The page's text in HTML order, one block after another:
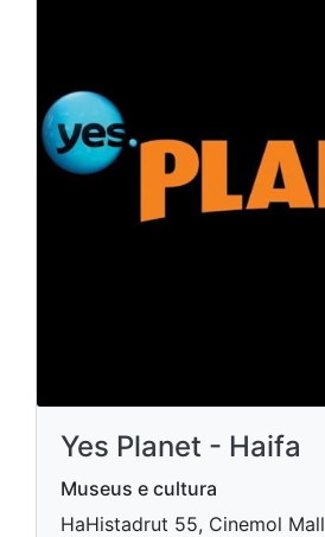
Yes Planet - Haifa
Museus e cultura
HaHistadrut 55, Cinemol